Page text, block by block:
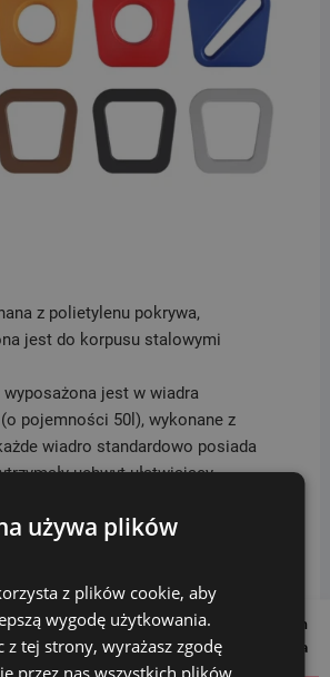
z polietylenu pokrywa,
jest do korpusu stalowymi
wyposażona jest w wiadra
pojemności 50l), wykonane z
wiadro standardowo posiada
uchwyt ułatwiający
posiada certyfikat ISO 9001:2015
PZH
2×50 litrów
Follow us on
Social Media
używa plików
z plików cookie, aby
wygodę użytkowania.
z tej strony, wyrażasz zgodę
przez nas wszystkich plików